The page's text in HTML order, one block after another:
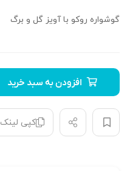
گوشواره روکو با آویز گل و برگ
افزودن به سبد خرید
کپی لینک